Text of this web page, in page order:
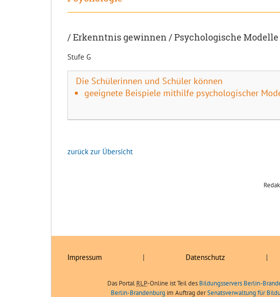
/ Erkenntnis gewinnen / Psychologische
Stufe G
Die Schülerinnen und Schüler können
geeignete Beispiele mithilfe psychologischer
zurück zur Übersicht
Impressum | Datenschutz |
Das Portal RLP-Online ist Teil des Bildungsservers Berlin-
Berlin-Brandenburg im Auftrag derSenatsverwaltung für